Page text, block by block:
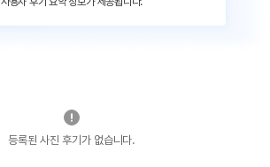
등록된 사진 후기가 없습니다.